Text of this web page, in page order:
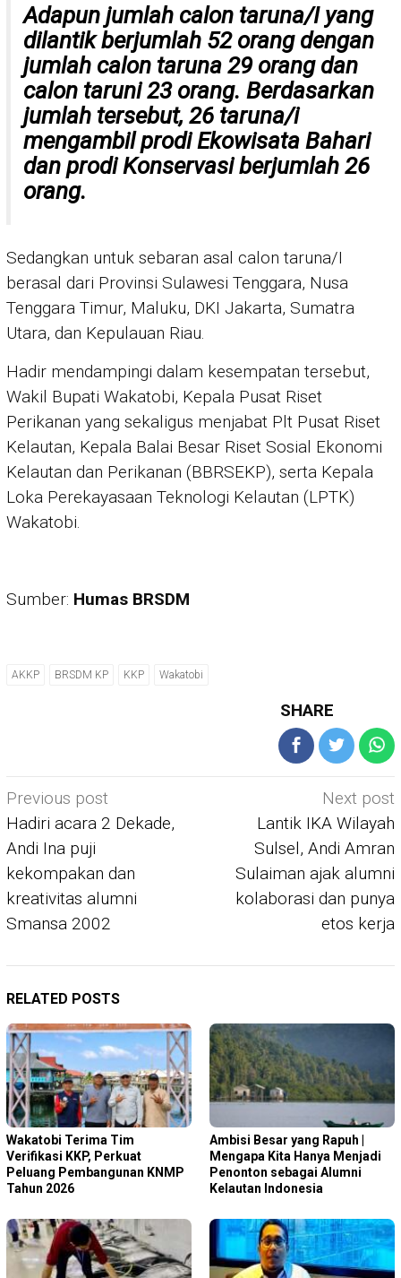
Adapun jumlah calon taruna/I yang
dilantik berjumlah 52 orang dengan
jumlah calon taruna 29 orang dan
calon taruni 23 orang. Berdasarkan
jumlah tersebut, 26 taruna/i
mengambil prodi Ekowisata Bahari
dan prodi Konservasi berjumlah 26
orang.
Sedangkan untuk sebaran asal calon taruna/I
berasal dari Provinsi Sulawesi Tenggara, Nusa
Tenggara Timur, Maluku, DKI Jakarta, Sumatra
Utara, dan Kepulauan Riau.
Hadir mendampingi dalam kesempatan tersebut,
Wakil Bupati Wakatobi, Kepala Pusat Riset
Perikanan yang sekaligus menjabat Plt Pusat Riset
Kelautan, Kepala Balai Besar Riset Sosial Ekonomi
Kelautan dan Perikanan (BBRSEKP), serta Kepala
Loka Perekayasaan Teknologi Kelautan (LPTK)
Wakatobi.
Sumber: Humas BRSDM
AKKP BRSDM KP KKP Wakatobi
SHARE
Post
navigation
Previous post
Hadiri acara 2 Dekade,
Andi Ina puji
kekompakan dan
kreativitas alumni
Smansa 2002
Next post
Lantik IKA Wilayah
Sulsel, Andi Amran
Sulaiman ajak alumni
kolaborasi dan punya
etos kerja
RELATED POSTS
Wakatobi Terima Tim
Verifikasi KKP, Perkuat
Peluang Pembangunan KNMP
Tahun 2026
Ambisi Besar yang Rapuh |
Mengapa Kita Hanya Menjadi
Penonton sebagai Alumni
Kelautan Indonesia